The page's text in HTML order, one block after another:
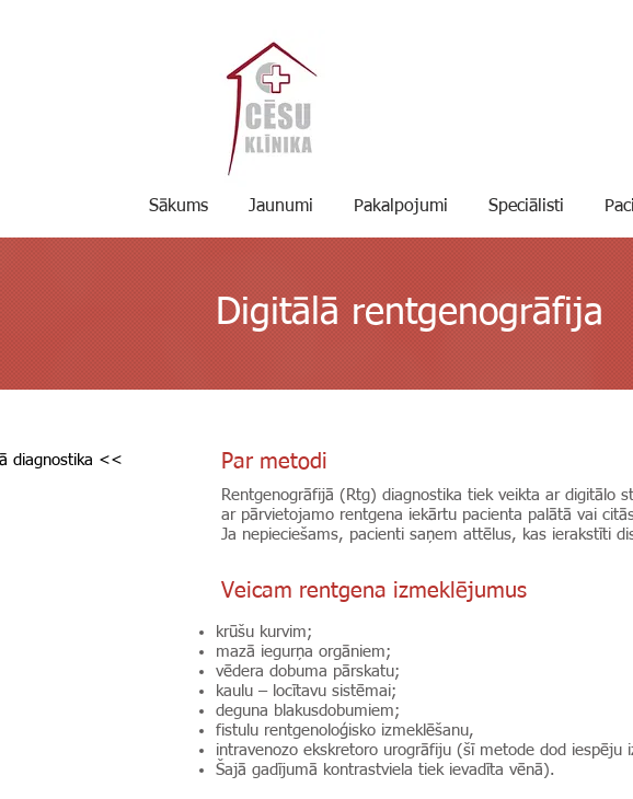
Sākums Jaunumi Pakalpojumi Speciālisti
Digitālā rentgenogrāfija
diagnostika << Par metodi
Rentgenogrāfijā (Rtg) diagnostika tiek veikta ar digitālo
ar pārvietojamo rentgena iekārtu pacienta palātā vai
Ja nepieciešams, pacienti saņem attēlus, kas ierakstīti
Veicam rentgena izmeklējumus
krūšu kurvim;
mazā iegurņa orgāniem;
vēdera dobuma pārskatu;
kaulu – locītavu sistēmai;
deguna blakusdobumiem;
fistulu rentgenoloģisko izmeklēšanu,
intravenozo ekskretoro urogrāfiju (šī metode dod iespēju
Šajā gadījumā kontrastviela tiek ievadīta vēnā).